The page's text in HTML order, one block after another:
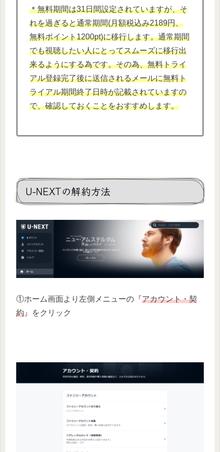
＊無料期間は31日間設定されていますが、そ
れを過ぎると通常期間(月額税込み2189円、
無料ポイント1200pt)に移行します。通常期間
でも視聴したい人にとってスムーズに移行出
来るようにする為です。その為、無料トライ
アル登録完了後に送信されるメールに無料ト
ライアル期間終了日時が記載されていますの
で、確認しておくことをおすすめします。
U-NEXTの解約方法
①ホーム画面より左側メニューの『アカウント・契
約 』をクリック